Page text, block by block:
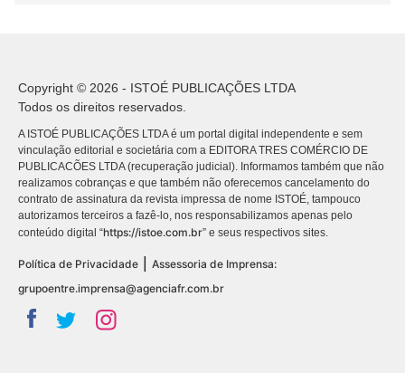
Copyright © 2026 - ISTOÉ PUBLICAÇÕES LTDA
Todos os direitos reservados.
A ISTOÉ PUBLICAÇÕES LTDA é um portal digital independente e sem
vinculação editorial e societária com a EDITORA TRES COMÉRCIO DE
PUBLICACÕES LTDA (recuperação judicial). Informamos também que não
realizamos cobranças e que também não oferecemos cancelamento do
contrato de assinatura da revista impressa de nome ISTOÉ, tampouco
autorizamos terceiros a fazê-lo, nos responsabilizamos apenas pelo
conteúdo digital “https://istoe.com.br” e seus respectivos sites.
Política de Privacidade
Assessoria de Imprensa:
grupoentre.imprensa@agenciafr.com.br